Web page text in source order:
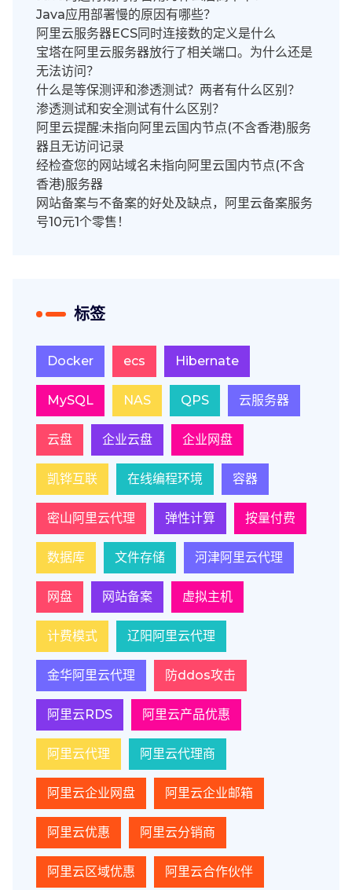
Java应用部署慢的原因有哪些？
阿里云服务器ECS同时连接数的定义是什么
宝塔在阿里云服务器放行了相关端口。为什么还是
无法访问？
什么是等保测评和渗透测试？两者有什么区别？
渗透测试和安全测试有什么区别？
阿里云提醒:未指向阿里云国内节点(不含香港)服务
器且无访问记录
经检查您的网站域名未指向阿里云国内节点(不含
香港)服务器
网站备案与不备案的好处及缺点，阿里云备案服务
号10元1个零售！
标签
Docker ecs Hibernate
MySQL NAS QPS 云服务器
云盘 企业云盘 企业网盘
凯铧互联 在线编程环境 容器
密山阿里云代理 弹性计算 按量付费
数据库 文件存储 河津阿里云代理
网盘 网站备案 虚拟主机
计费模式 辽阳阿里云代理
金华阿里云代理 防ddos攻击
阿里云RDS 阿里云产品优惠
阿里云代理 阿里云代理商
阿里云企业网盘 阿里云企业邮箱
阿里云优惠 阿里云分销商
阿里云区域优惠 阿里云合作伙伴